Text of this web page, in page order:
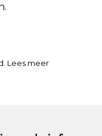
Lees meer